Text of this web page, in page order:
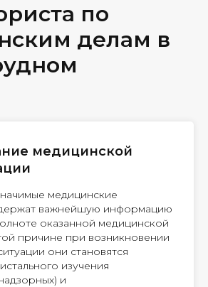
по
делам в
медицинской
медицинские
важнейшую информацию
оказанной медицинской
причине при возникновении
они становятся
изучения
и